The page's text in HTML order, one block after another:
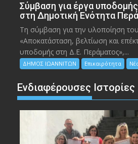
Σύμβαση για έργα
στη Δημοτική Ενότητα
Τη σύμβαση για την υλοποίηση
«Αποκατάσταση, βελτίωση και
υποδομής στη Δ.Ε. Περάματος»,...
ΔΗΜΟΣ ΙΩΑΝΝΙΤΩΝ Επικαιρότητα
Ενδιαφέρουσες Ιστορίες